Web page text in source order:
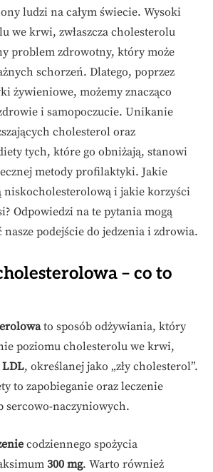
ludzi na całym świecie. Wysoki
we krwi, zwłaszcza cholesterolu
problem zdrowotny, który może
schorzeń. Dlatego, poprzez
żywieniowe, możemy znacząco
i samopoczucie. Unikanie
cholesterol oraz
tych, które go obniżają, stanowi
metody profilaktyki. Jakie
niskocholesterolową i jakie korzyści
Odpowiedzi na te pytania mogą
podejście do jedzenia i zdrowia.
– co to
to sposób odżywiania, który
poziomu cholesterolu we krwi,
LDL, określanej jako „zły cholesterol”.
to zapobieganie oraz leczenie
sercowo-naczyniowych.
codziennego spożycia
300 mg. Warto również